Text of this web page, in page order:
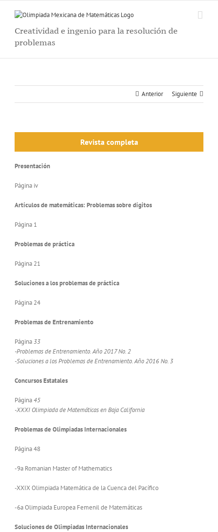
Creatividad e ingenio para la resolución de
problemas
Anterior Siguiente
Revista completa
Presentación
Página iv
Artículos de matemáticas: Problemas sobre dígitos
Página 1
Problemas de práctica
Página 21
Soluciones a los problemas de práctica
Página 24
Problemas de Entrenamiento
Página33
-Problemas de Entrenamiento. Año 2017 No. 2
-Soluciones a los Problemas de Entrenamiento. Año 2016 No. 3
Concursos Estatales
Página45
-XXXI Olimpiada de Matemáticas en Baja California
Problemas de Olimpiadas Internacionales
Página 48
-9a Romanian Master of Mathematics
-XXIX Olimpiada Matemática de la Cuenca del Pacífico
-6a Olimpiada Europea Femenil de Matemáticas
Soluciones de Olimpiadas Internacionales